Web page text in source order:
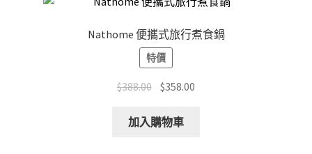
Nathome 便攜式旅行煮食鍋
特價
$388.00 Original
was:
$358.00
加入購物車